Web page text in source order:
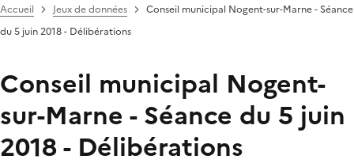
Accueil Jeux de données
Conseil municipal Nogent-sur-Marne - Séance
du 5 juin 2018 - Délibérations
Conseil municipal Nogent-
sur-Marne - Séance du 5 juin
2018 - Délibérations